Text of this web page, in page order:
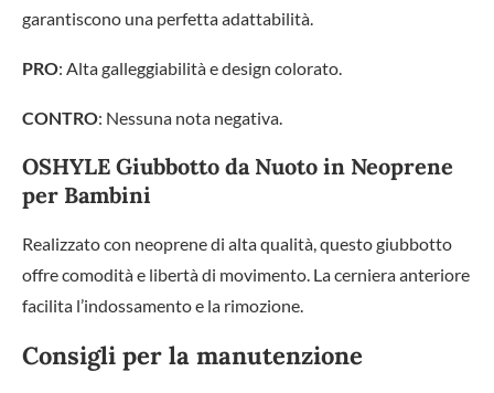
garantiscono una perfetta adattabilità.
PRO: Alta galleggiabilità e design colorato.
CONTRO: Nessuna nota negativa.
OSHYLE Giubbotto da Nuoto in Neoprene
per Bambini
Realizzato con neoprene di alta qualità, questo giubbotto
offre comodità e libertà di movimento. La cerniera anteriore
facilita l’indossamento e la rimozione.
Consigli per la manutenzione